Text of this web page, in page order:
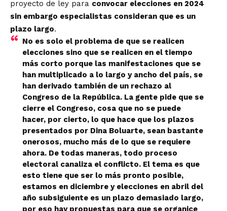
proyecto de ley para convocar elecciones en 2024
sin embargo especialistas consideran que es un
plazo largo.
No es solo el problema de que se realicen
elecciones sino que se realicen en el tiempo
más corto porque las manifestaciones que se
han multiplicado a lo largo y ancho del país, se
han derivado también de un rechazo al
Congreso de la República. La gente pide que se
cierre el Congreso, cosa que no se puede
hacer, por cierto, lo que hace que los plazos
presentados por Dina Boluarte, sean bastante
onerosos, mucho más de lo que se requiere
ahora. De todas maneras, todo proceso
electoral canaliza el conflicto. El tema es que
esto tiene que ser lo más pronto posible,
estamos en diciembre y elecciones en abril del
año subsiguiente es un plazo demasiado largo,
por eso hay propuestas para que se organice